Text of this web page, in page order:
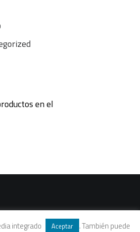
en el
integrado Aceptar . También puede